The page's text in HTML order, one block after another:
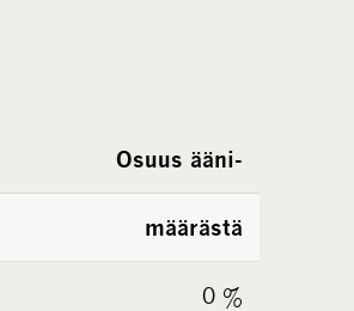
Osuus ääni-
määrästä
0 %